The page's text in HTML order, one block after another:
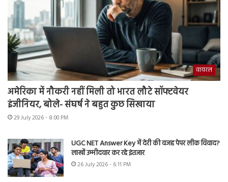
वायरल
अमेरिका में नौकरी नहीं मिली तो भारत लौटे सॉफ्टवेयर
इंजीनियर, बोले- संघर्ष ने बहुत कुछ सिखाया
29 July 2026 - 8:00 PM
UGC NET Answer Key में देरी की वजह पेपर लीक विवाद?
लाखों उम्मीदवार कर रहे इंतजार
26 July 2026 - 6:11 PM